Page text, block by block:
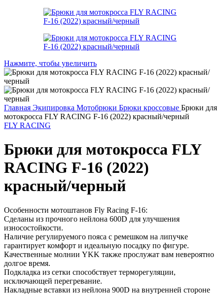
Нажмите, чтобы увеличить
Главная Экипировка Мотобрюки Брюки кроссовые Брюки для
мотокросса FLY RACING F-16 (2022) красный/черный
FLY RACING
Брюки для мотокросса FLY
RACING F-16 (2022)
красный/черный
Особенности мотоштанов Fly Racing F-16:
Сделаны из прочного нейлона 600D для улучшения
износостойкости.
Наличие регулируемого пояса с ремешком на липучке
гарантирует комфорт и идеальную посадку по фигуре.
Качественные молнии YKK также прослужат вам невероятно
долгое время.
Подкладка из сетки способствует терморегуляции,
исключающей перегревание.
Накладные вставки из нейлона 900D на внутренней стороне